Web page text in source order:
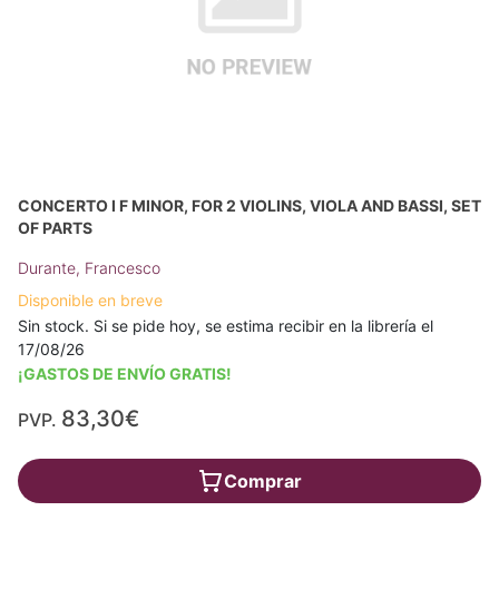
CONCERTO I F MINOR, FOR 2 VIOLINS, VIOLA AND BASSI, SET
OF PARTS
Durante, Francesco
Disponible en breve
Sin stock. Si se pide hoy, se estima recibir en la librería el
17/08/26
¡GASTOS DE ENVÍO GRATIS!
PVP. 83,30€
Comprar